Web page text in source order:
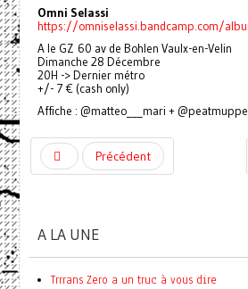
Omni Selassi
https://omniselassi.bandcamp.com/
A le GZ 60 av de Bohlen Vaulx-en-Velin
Dimanche 28 Décembre
20H -> Dernier métro
+/- 7 € (cash only)
Affiche : @matteo___mari +
Précédent
A LA UNE
Trrrans Zero a un truc à vous dire